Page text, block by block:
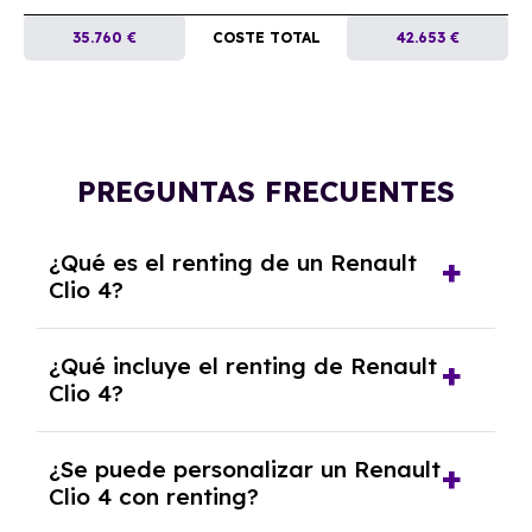
35.760 € COSTE TOTAL 42.653 €
PREGUNTAS FRECUENTES
¿Qué es el renting de un Renault
Clio 4?
de alquiler a largo plazo en el que pagas una
cuota mensual fija por el uso del coche
durante un periodo determinado,
generalmente entre 2 y 5 años.
¿Qué incluye el renting de Renault
Clio 4?
seguro a todo riesgo, mantenimiento,
reparaciones, impuestos, asistencia en
¿Se puede personalizar un Renault
Clio 4 con renting?